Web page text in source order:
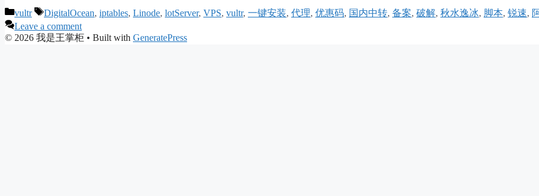
Categories
vultr Tags
DigitalOcean, iptables, Linode, lotServer, VPS, vultr, 一键安装, 代理, 优惠码, 国内中转, 备案, 破解, 秋水逸冰, 脚本, 锐速,
Leave a comment
© 2026 我是王掌柜 • Built with GeneratePress